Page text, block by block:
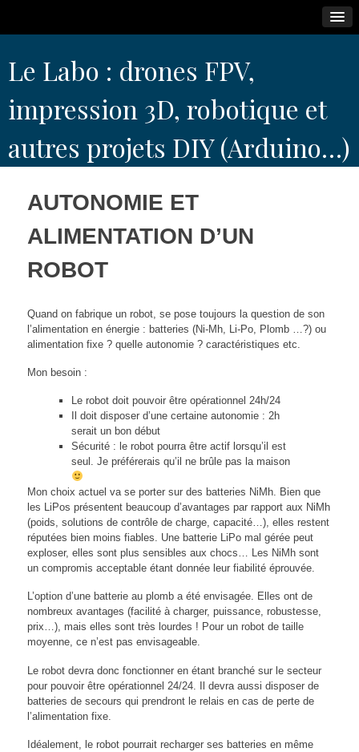
to
content
Le Labo : drones FPV,
impression 3D, robotique et
autres projets DIY (Arduino…)
AUTONOMIE ET
ALIMENTATION D’UN
ROBOT
Quand on fabrique un robot, se pose toujours la question de son
l’alimentation en énergie : batteries (Ni-Mh, Li-Po, Plomb …?) ou
alimentation fixe ? quelle autonomie ? caractéristiques etc.
Mon besoin :
Le robot doit pouvoir être opérationnel 24h/24
Il doit disposer d’une certaine autonomie : 2h
serait un bon début
Sécurité : le robot pourra être actif lorsqu’il est
seul. Je préférerais qu’il ne brûle pas la maison
Mon choix actuel va se porter sur des batteries NiMh. Bien que
les LiPos présentent beaucoup d’avantages par rapport aux NiMh
(poids, solutions de contrôle de charge, capacité…), elles restent
réputées bien moins fiables. Une batterie LiPo mal gérée peut
exploser, elles sont plus sensibles aux chocs… Les NiMh sont
un compromis acceptable étant donnée leur fiabilité éprouvée.
L’option d’une batterie au plomb a été envisagée. Elles ont de
nombreux avantages (facilité à charger, puissance, robustesse,
prix…), mais elles sont très lourdes ! Pour un robot de taille
moyenne, ce n’est pas envisageable.
Le robot devra donc fonctionner en étant branché sur le secteur
pour pouvoir être opérationnel 24/24. Il devra aussi disposer de
batteries de secours qui prendront le relais en cas de perte de
l’alimentation fixe.
Idéalement, le robot pourrait recharger ses batteries en même